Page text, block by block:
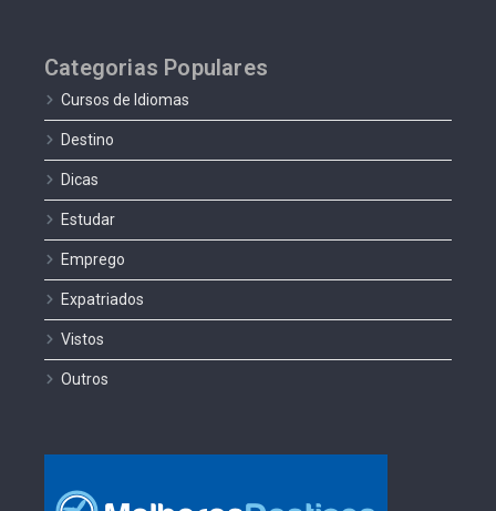
Categorias Populares
Cursos de Idiomas
Destino
Dicas
Estudar
Emprego
Expatriados
Vistos
Outros